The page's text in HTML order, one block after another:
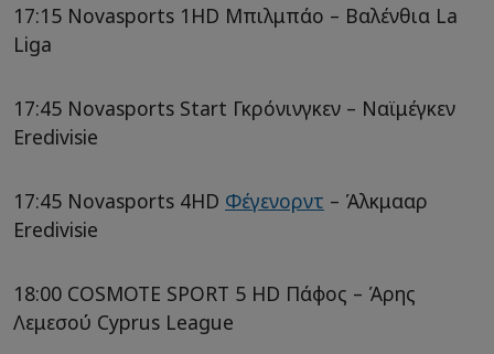
17:15 Novasports 1HD Μπιλμπάο – Βαλένθια La
Liga
17:45 Novasports Start Γκρόνινγκεν – Ναϊμέγκεν
Eredivisie
17:45 Novasports 4HD Φέγενορντ – Άλκμααρ
Eredivisie
18:00 COSMOTE SPORT 5 HD Πάφος – Άρης
Λεμεσού Cyprus League